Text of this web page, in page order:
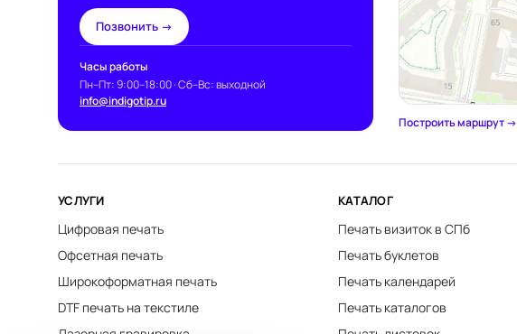
Позвонить →
Часы работы
Пн–Пт: 9:00–18:00 · Сб–Вс: выходной
info@indigotip.ru
Построить маршрут →
УСЛУГИ
Цифровая печать
Офсетная печать
Широкоформатная печать
DTF печать на текстиле
КАТАЛОГ
Печать визиток в СПб
Печать буклетов
Печать календарей
Печать каталогов